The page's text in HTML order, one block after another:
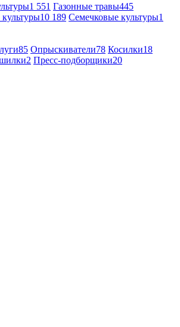
1 551 Газонные травы445
10 189 Семечковые культуры1
85 Опрыскиватели78 Косилки18
2 Пресс-подборщики20